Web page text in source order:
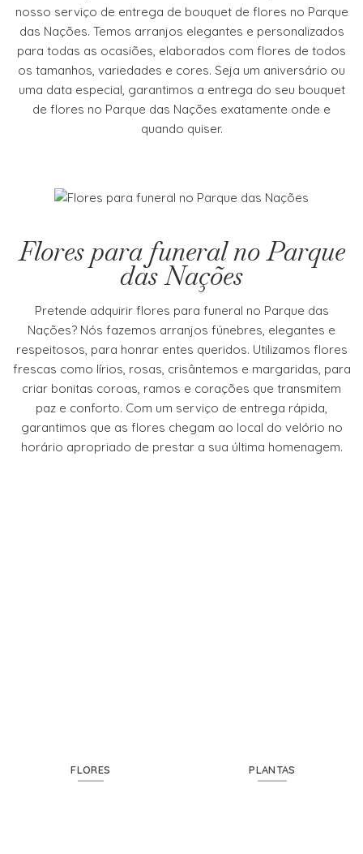
nosso serviço de entrega de bouquet de flores no Parque
das Nações. Temos arranjos elegantes e personalizados
para todas as ocasiões, elaborados com flores de todos
os tamanhos, variedades e cores. Seja um aniversário ou
uma data especial, garantimos a entrega do seu bouquet
de flores no Parque das Nações exatamente onde e
quando quiser.
Flores para funeral no Parque
das Nações
Pretende adquirir flores para funeral no Parque das
Nações? Nós fazemos arranjos fúnebres, elegantes e
respeitosos, para honrar entes queridos. Utilizamos flores
frescas como lírios, rosas, crisântemos e margaridas, para
criar bonitas coroas, ramos e corações que transmitem
paz e conforto. Com um serviço de entrega rápida,
garantimos que as flores chegam ao local do velório no
horário apropriado de prestar a sua última homenagem.
FLORES PLANTAS